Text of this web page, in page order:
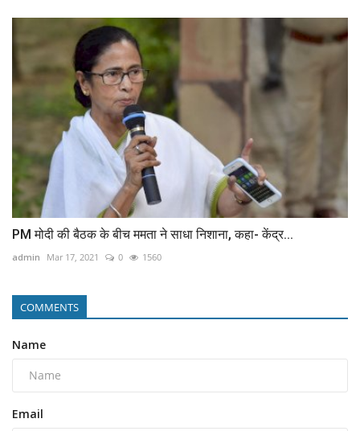
PM मोदी की बैठक के बीच ममता ने साधा निशाना, कहा- केंद्र...
admin Mar 17, 2021 0 1560
COMMENTS
Name
Email